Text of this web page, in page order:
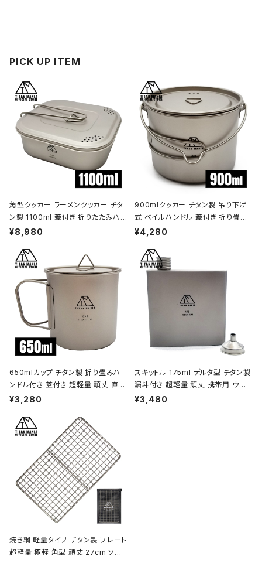
PICK UP ITEM
角型クッカー ラーメンクッカー チタ
ン製 1100ml 蓋付き 折りたたみハン
ドル付 超軽量 頑丈 直火OK 鍋 フラ
ンプ アウトドア キャンプ用品 収納袋
付き
¥8,980
900mlクッカー チタン製 吊り下げ
式 ベイルハンドル 蓋付き 折り畳み
ハンドル付き 超軽量 頑丈 直火OK
プ BBQ バーベキュー アウトドア キ
ャンプ用品 収納袋付き
¥4,280
650mlカップ チタン製 折り畳みハ
ンドル付き 蓋付き 超軽量 頑丈 直火
OK シングルマグカップ クッカー ソ
トドア キャンプ用品 収納袋付き
¥3,280
スキットル 175ml デルタ型 チタン製
漏斗付き 超軽量 頑丈 携帯用 ウイ
スキー ボトル ヒップフラスコ 水筒 ソ
¥3,480
焼き網 軽量タイプ チタン製 プレート
超軽量 極軽 角型 頑丈 27cm ソロ